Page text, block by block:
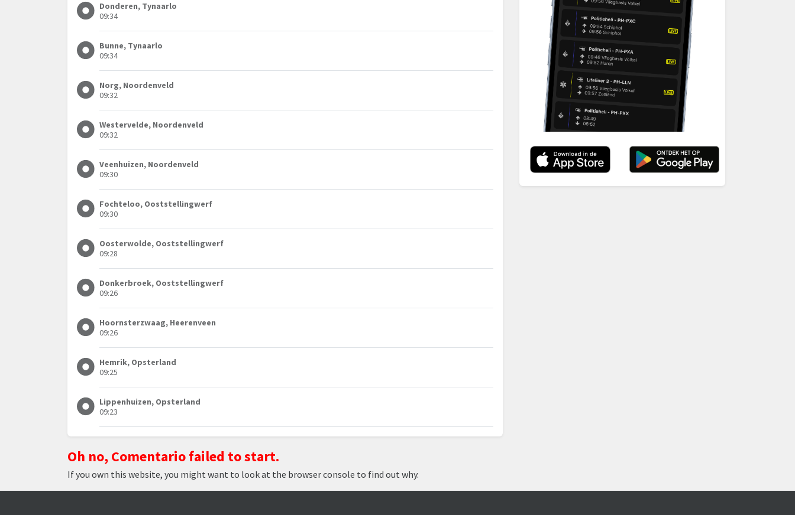
Donderen, Tynaarlo
09:34
Bunne, Tynaarlo
09:34
Norg, Noordenveld
09:32
Westervelde, Noordenveld
09:32
Veenhuizen, Noordenveld
09:30
Fochteloo, Ooststellingwerf
09:30
Oosterwolde, Ooststellingwerf
09:28
Donkerbroek, Ooststellingwerf
09:26
Hoornsterzwaag, Heerenveen
09:26
Hemrik, Opsterland
09:25
Lippenhuizen, Opsterland
09:23
Oh no, Comentario failed to start.
If you own this website, you might want to look at the browser console to find out why.